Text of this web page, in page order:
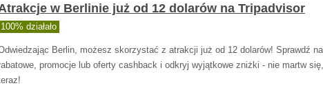
w Berlinie już od 12 dolarów na Tripadvisor
100% działało
Berlin, możesz skorzystać z atrakcji już od 12 dolarów! Sprawdź
promocje lub oferty cashback i odkryj wyjątkowe zniżki - nie martw